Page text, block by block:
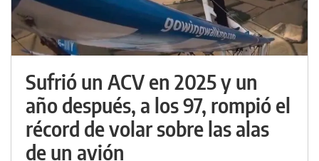
Sufrió un ACV en 2025 y un
año después, a los 97, rompió el
récord de volar sobre las alas
de un avión